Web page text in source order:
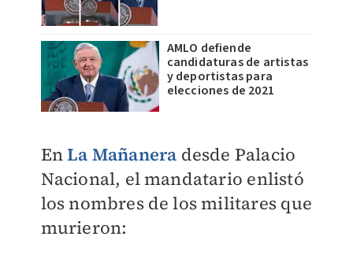
AMLO defiende
candidaturas de artistas
y deportistas para
elecciones de 2021
EnLa Mañanera desde Palacio
Nacional, el mandatario enlistó
los nombres de los militares que
murieron: